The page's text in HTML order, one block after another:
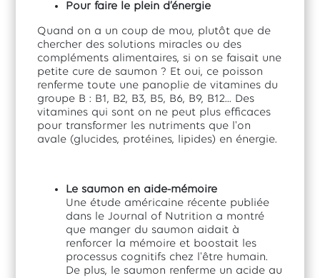
Pour faire le plein d’énergie
Quand on a un coup de mou, plutôt que de
chercher des solutions miracles ou des
compléments alimentaires, si on se faisait une
petite cure de saumon ? Et oui, ce poisson
renferme toute une panoplie de vitamines du
groupe B : B1, B2, B3, B5, B6, B9, B12... Des
vitamines qui sont on ne peut plus efficaces
pour transformer les nutriments que l'on
avale (glucides, protéines, lipides) en énergie.
Le saumon en aide-mémoire
Une étude américaine récente publiée
dans le Journal of Nutrition a montré
que manger du saumon aidait à
renforcer la mémoire et boostait les
processus cognitifs chez l'être humain.
De plus, le saumon renferme un acide au